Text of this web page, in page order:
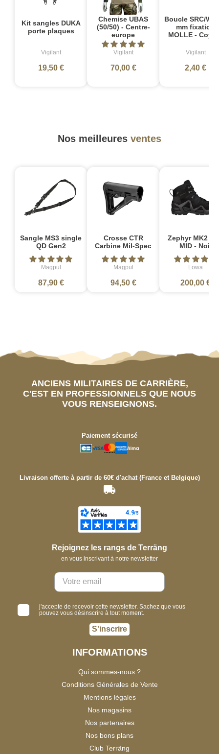
Kit sangles DUKA
porte plaques
Vigilant
19,50 €
Chemise UBAS
(50/50) - Centre-
europe
Vigilant
70,00 €
Boucle SRC/WB
mm fixation
MOLLE -
Vigilant
2,40 €
Nos meilleures ventes
Sangle MS3 single
QD Gen2
Magpul
87,90 €
Crosse CTR
Carbine Mil-Spec
Magpul
94,50 €
Zephyr MK2
MID - Noir
Lowa
200,00 €
ANCIENS MILITAIRES DE CARRIÈRE,
C'EST EN PROFESSIONNELS QUE NOUS
VOUS RENSEIGNONS.
Paiement sécurisé
Livraison offerte à partir de 60€ d'achat (France et Belgique)
Rejoignez les rangs de Terräng
en vous inscrivant à notre newsletter
j'accepte de recevoir cette newsletter. Sachez que vous
pouvez vous désinscrire à tout moment.
S'inscrire
INFORMATIONS
Qui sommes-nous ?
Conditions Générales de Vente
Mentions légales
Nos magasins
Nos partenaires
Nos bons plans
Club Terräng